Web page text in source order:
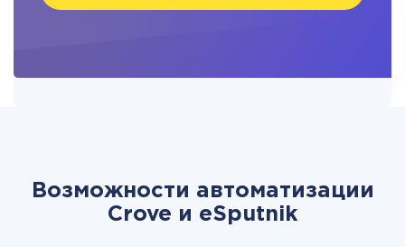
Возможности автоматизации
Crove и eSputnik